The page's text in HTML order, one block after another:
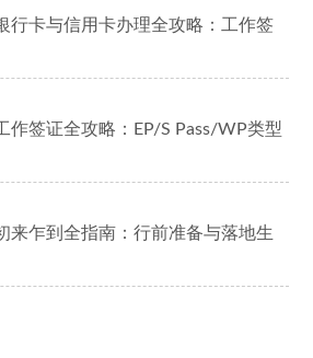
行卡与信用卡办理全攻略：工作签
作签证全攻略：EP/S Pass/WP类型
来乍到全指南：行前准备与落地生